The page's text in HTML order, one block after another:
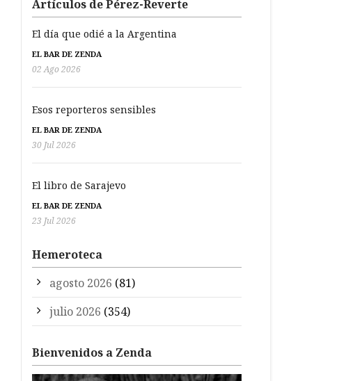
Artículos de Pérez-Reverte
El día que odié a la Argentina
EL BAR DE ZENDA
02 Ago 2026
Esos reporteros sensibles
EL BAR DE ZENDA
30 Jul 2026
El libro de Sarajevo
EL BAR DE ZENDA
23 Jul 2026
Hemeroteca
agosto 2026 (81)
julio 2026 (354)
Bienvenidos a Zenda